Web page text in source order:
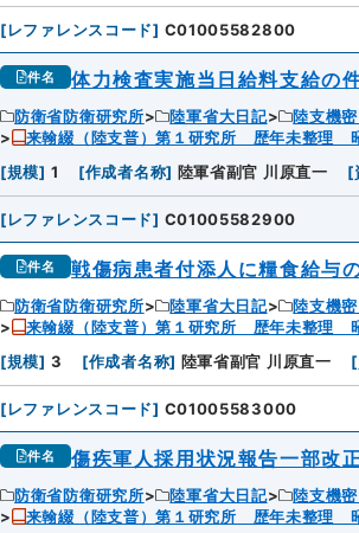
[レファレンスコード] C01005582800
件名 体力検査実施当日給料支給の
防衛省防衛研究所 陸軍省大日記 陸支機
来翰綴（陸支普）第１研究所 歴年未整理
[規模] 1 [作成者名称] 陸軍省副官 川原直一 [
[レファレンスコード] C01005582900
件名 戦傷病患者付添人に糧食給与
防衛省防衛研究所 陸軍省大日記 陸支機
来翰綴（陸支普）第１研究所 歴年未整理
[規模] 3 [作成者名称] 陸軍省副官 川原直一 [
[レファレンスコード] C01005583000
件名 傷疾軍人採用状況報告一部改
防衛省防衛研究所 陸軍省大日記 陸支機
来翰綴（陸支普）第１研究所 歴年未整理